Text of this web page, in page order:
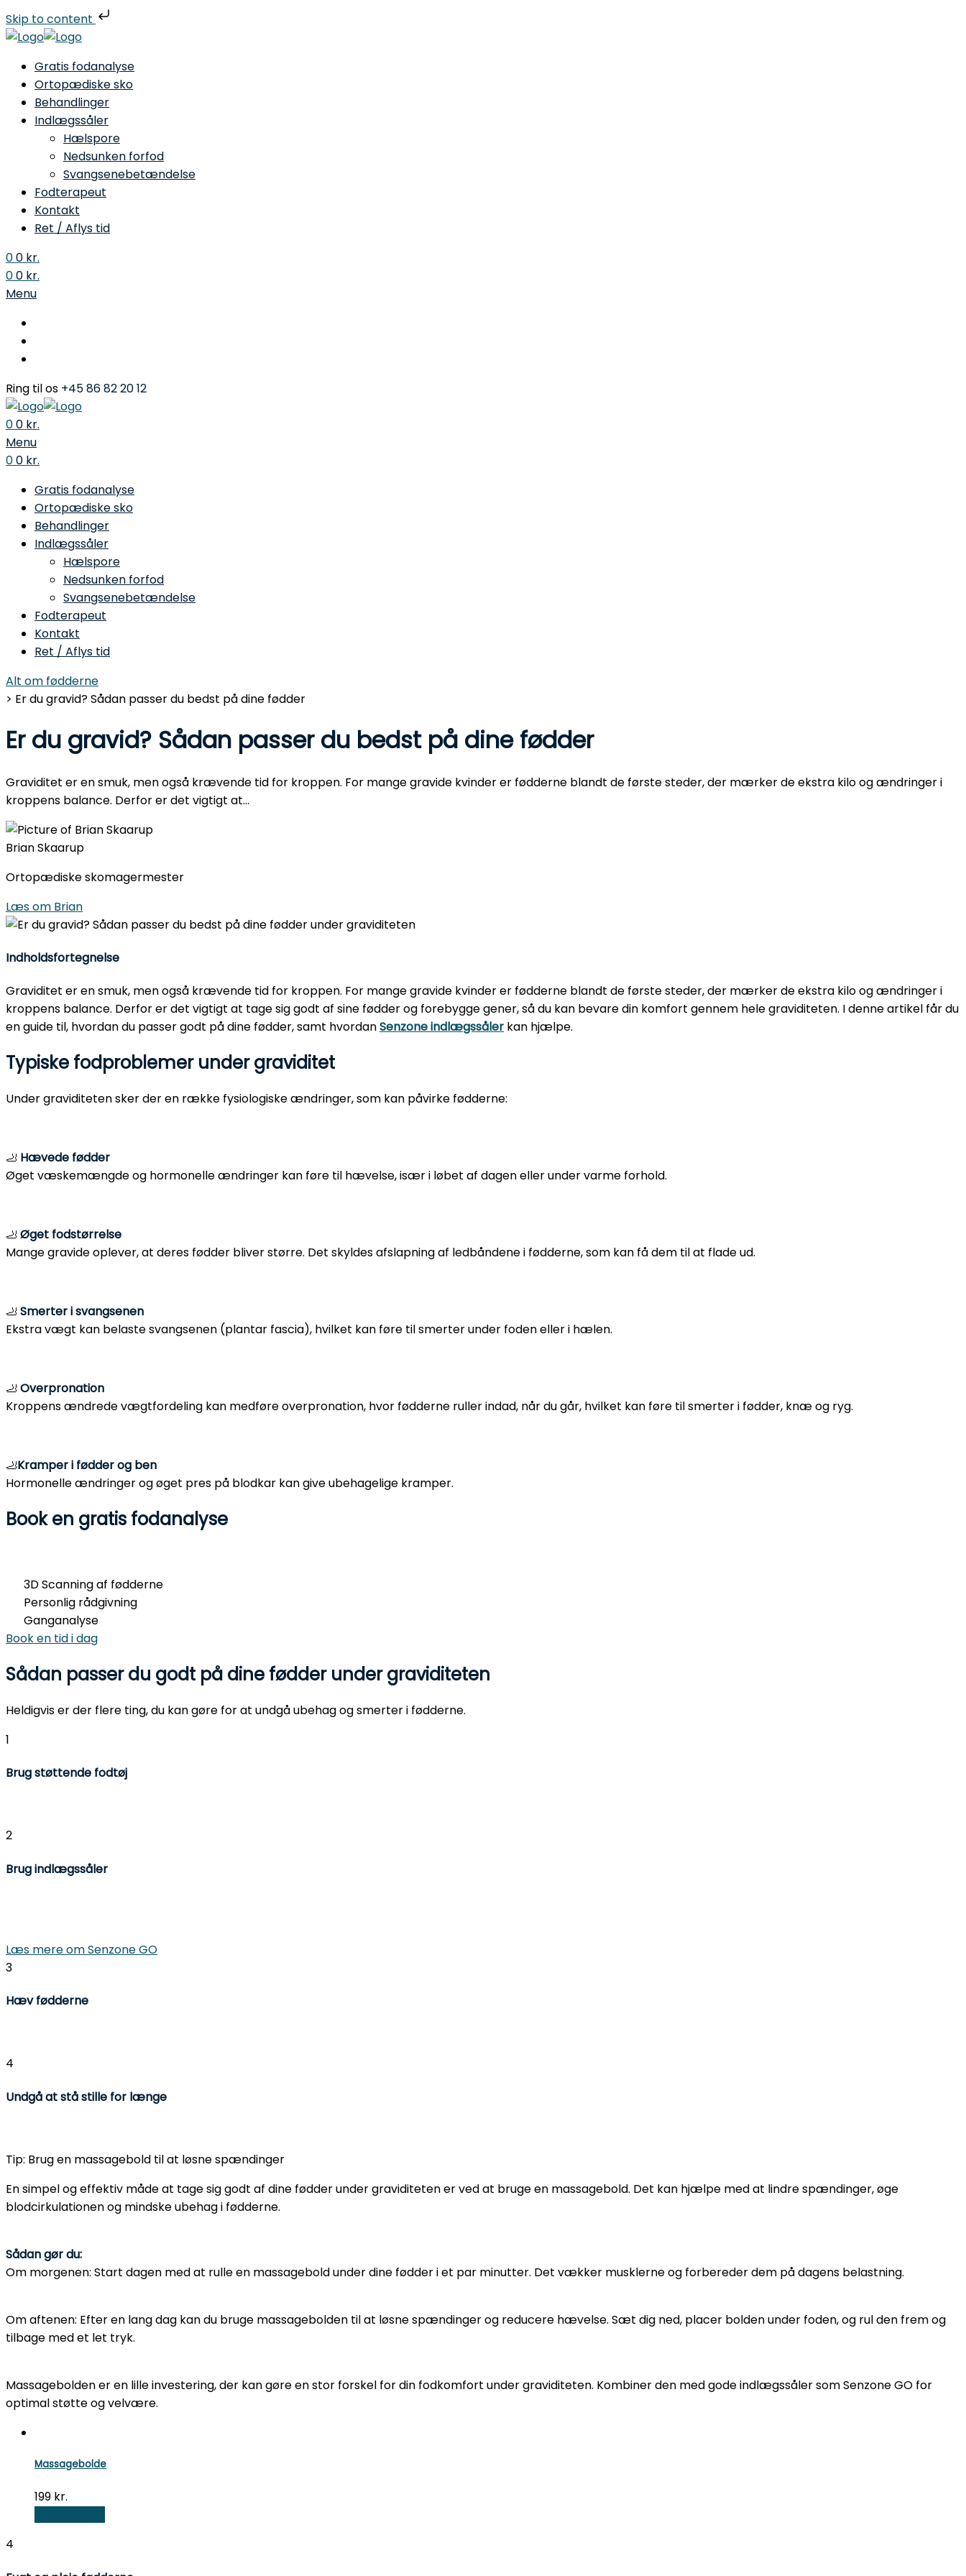
Skip to content
Gratis fodanalyse
Ortopædiske sko
Behandlinger
Indlægssåler
Hælspore
Nedsunken forfod
Svangsenebetændelse
Fodterapeut
Kontakt
Ret / Aflys tid
00 kr.
00 kr.
Menu
Ring til os +45 86 82 20 12
00 kr.
Menu
00 kr.
Gratis fodanalyse
Ortopædiske sko
Behandlinger
Indlægssåler
Hælspore
Nedsunken forfod
Svangsenebetændelse
Fodterapeut
Kontakt
Ret / Aflys tid
Alt om fødderne
> Er du gravid? Sådan passer du bedst på dine fødder
Er du gravid? Sådan passer du bedst på dine fødder
Graviditet er en smuk, men også krævende tid for kroppen. For mange gravide kvinder er fødderne blandt de første steder, der mærker de ekstra kilo og ændringer i
kroppens balance. Derfor er det vigtigt at...
Brian Skaarup
Ortopædiske skomagermester
Læs om Brian
Indholdsfortegnelse
Graviditet er en smuk, men også krævende tid for kroppen. For mange gravide kvinder er fødderne blandt de første steder, der mærker de ekstra kilo og ændringer i
kroppens balance. Derfor er det vigtigt at tage sig godt af sine fødder og forebygge gener, så du kan bevare din komfort gennem hele graviditeten. I denne artikel får du
en guide til, hvordan du passer godt på dine fødder, samt hvordanSenzone indlægssåler kan hjælpe.
Typiske fodproblemer under graviditet
Under graviditeten sker der en række fysiologiske ændringer, som kan påvirke fødderne:
🦶 Hævede fødder
Øget væskemængde og hormonelle ændringer kan føre til hævelse, især i løbet af dagen eller under varme forhold.
🦶 Øget fodstørrelse
Mange gravide oplever, at deres fødder bliver større. Det skyldes afslapning af ledbåndene i fødderne, som kan få dem til at flade ud.
🦶 Smerter i svangsenen
Ekstra vægt kan belaste svangsenen (plantar fascia), hvilket kan føre til smerter under foden eller i hælen.
🦶 Overpronation
Kroppens ændrede vægtfordeling kan medføre overpronation, hvor fødderne ruller indad, når du går, hvilket kan føre til smerter i fødder, knæ og ryg.
🦶Kramper i fødder og ben
Hormonelle ændringer og øget pres på blodkar kan give ubehagelige kramper.
Book en gratis fodanalyse
3D Scanning af fødderne
Personlig rådgivning
Ganganalyse
Book en tid i dag
Sådan passer du godt på dine fødder under graviditeten
Heldigvis er der flere ting, du kan gøre for at undgå ubehag og smerter i fødderne.
1
Brug støttende fodtøj
2
Brug indlægssåler
Læs mere om Senzone GO
3
Hæv fødderne
4
Undgå at stå stille for længe
Tip: Brug en massagebold til at løsne spændinger
En simpel og effektiv måde at tage sig godt af dine fødder under graviditeten er ved at bruge en massagebold. Det kan hjælpe med at lindre spændinger, øge
blodcirkulationen og mindske ubehag i fødderne.
Sådan gør du:
Om morgenen: Start dagen med at rulle en massagebold under dine fødder i et par minutter. Det vækker musklerne og forbereder dem på dagens belastning.
Om aftenen: Efter en lang dag kan du bruge massagebolden til at løsne spændinger og reducere hævelse. Sæt dig ned, placer bolden under foden, og rul den frem og
tilbage med et let tryk.
Massagebolden er en lille investering, der kan gøre en stor forskel for din fodkomfort under graviditeten. Kombiner den med gode indlægssåler som Senzone GO for
optimal støtte og velvære.
Massagebolde
199 kr.
4